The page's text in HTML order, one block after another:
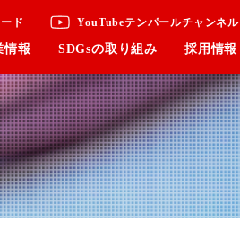
ド YouTubeテンパールチャンネル
情報 SDGsの取り組み 採用情報